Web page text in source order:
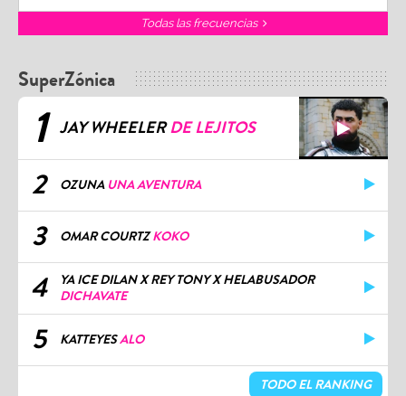
Todas las frecuencias
SuperZónica
1 JAY WHEELERDE LEJITOS
2 OZUNA UNA AVENTURA
3 OMAR COURTZKOKO
4
YA ICE DILAN X REY TONY X HELABUSADOR
DICHAVATE
5 KATTEYESALO
TODO EL RANKING